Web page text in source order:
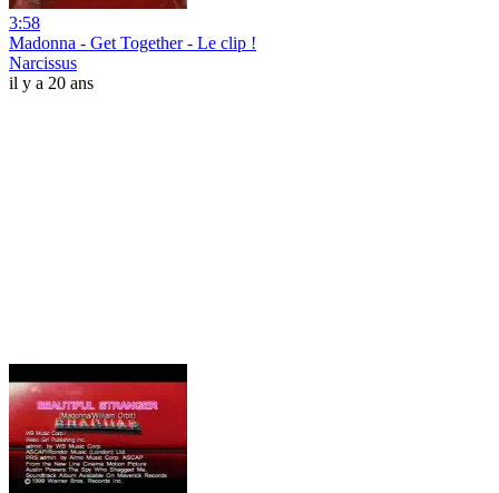
3:58
Madonna - Get Together - Le clip !
Narcissus
il y a 20 ans